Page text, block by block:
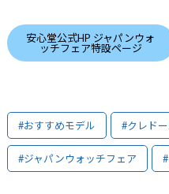
安心堂公式HP ジャパンウォ
ッチフェア特設ページ
#おすすめモデル #クレド
#ジャパンウォッチフェア